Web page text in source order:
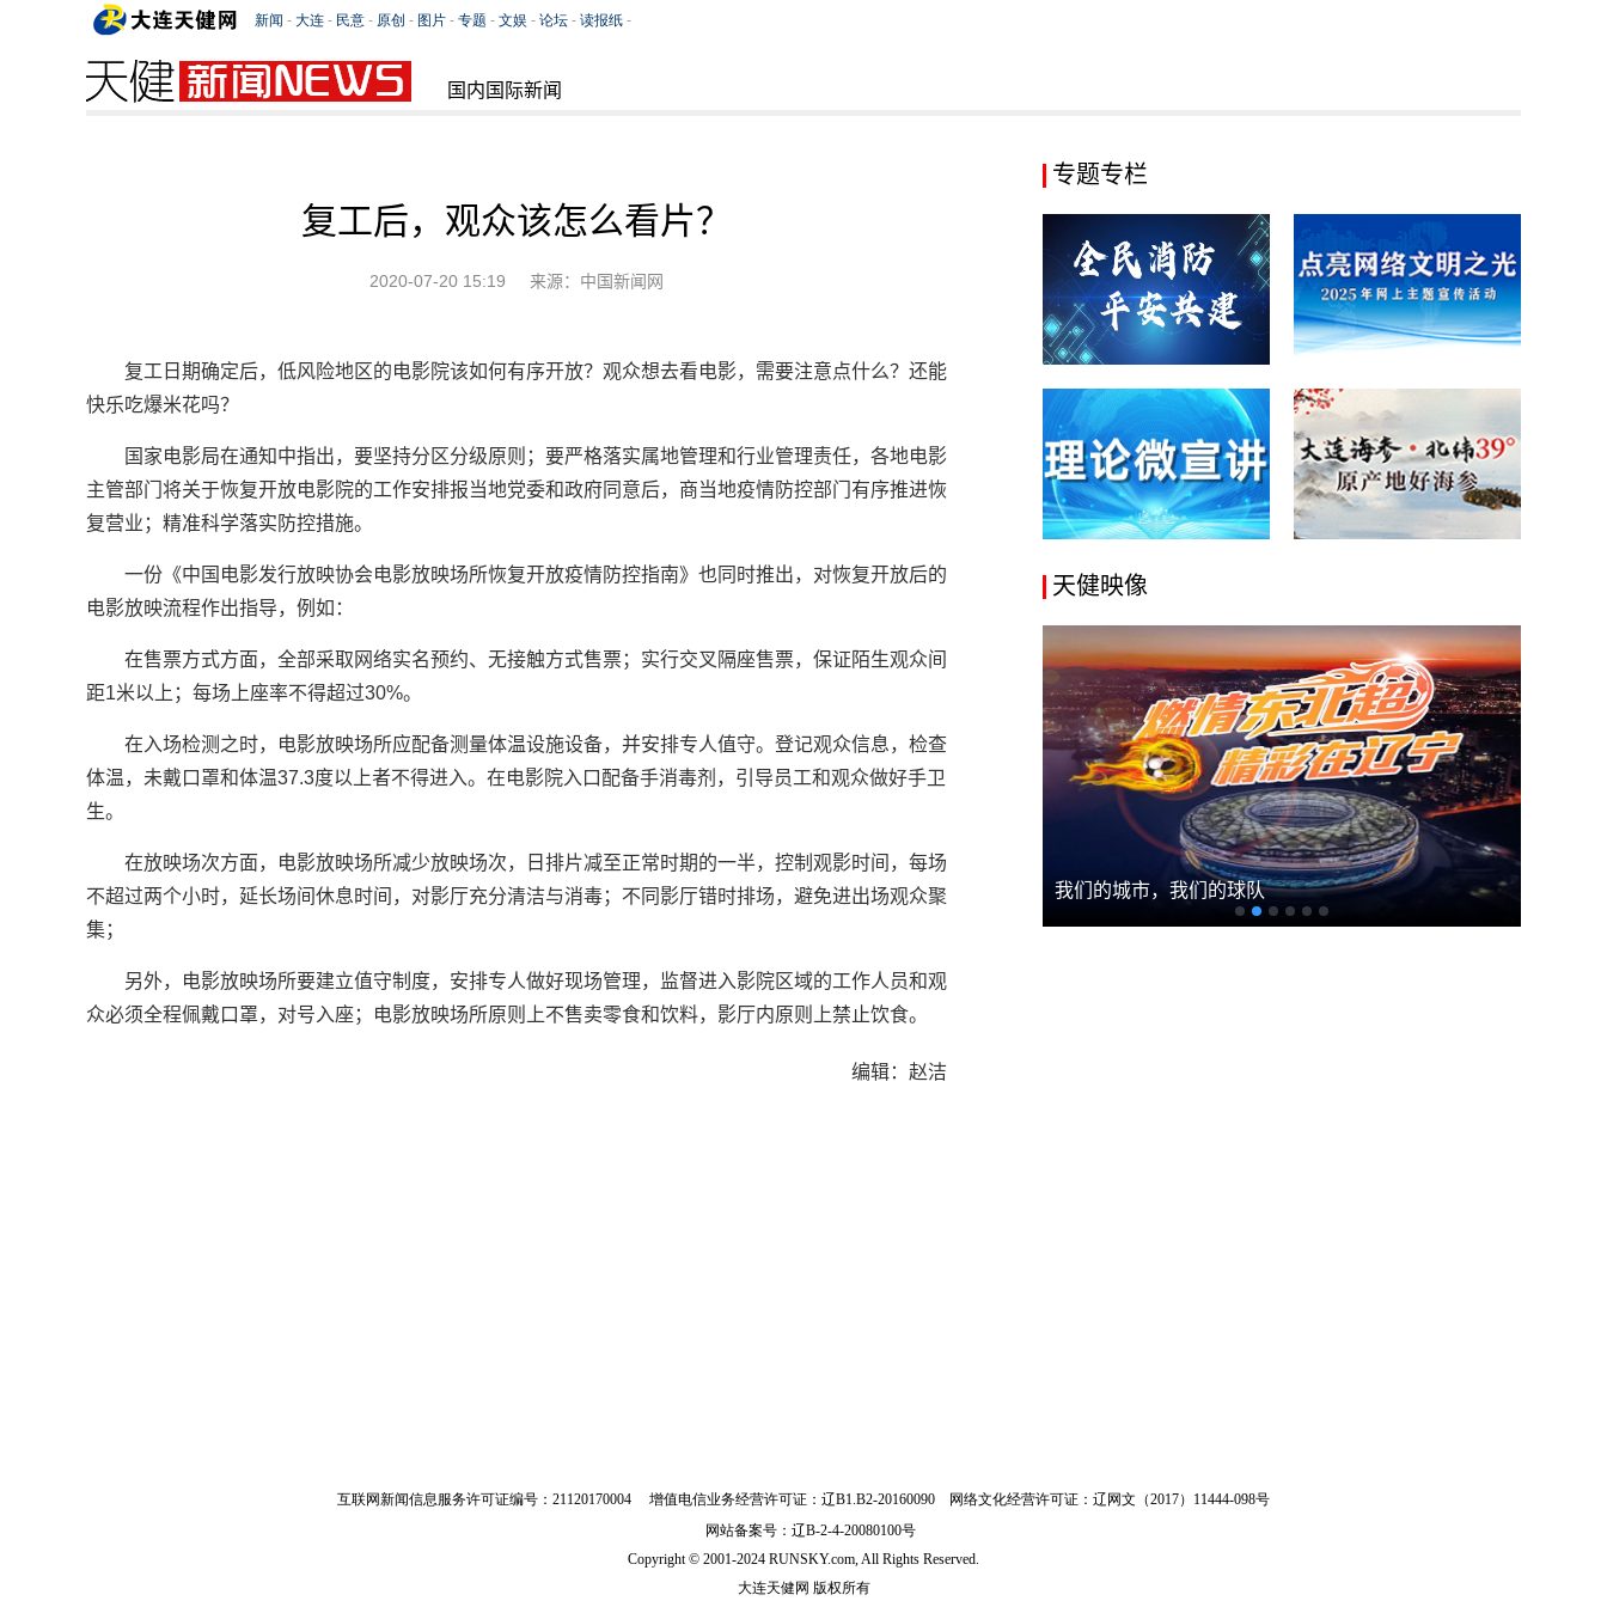
国内国际新闻
复工后，观众该怎么看片？
2020-07-20 15:19 来源：中国新闻网
复工日期确定后，低风险地区的电影院该如何有序开放？观众想去看电影，需要注意点什么？还能
快乐吃爆米花吗？
国家电影局在通知中指出，要坚持分区分级原则；要严格落实属地管理和行业管理责任，各地电影
主管部门将关于恢复开放电影院的工作安排报当地党委和政府同意后，商当地疫情防控部门有序推进恢
复营业；精准科学落实防控措施。
一份《中国电影发行放映协会电影放映场所恢复开放疫情防控指南》也同时推出，对恢复开放后的
电影放映流程作出指导，例如：
在售票方式方面，全部采取网络实名预约、无接触方式售票；实行交叉隔座售票，保证陌生观众间
距1米以上；每场上座率不得超过30%。
在入场检测之时，电影放映场所应配备测量体温设施设备，并安排专人值守。登记观众信息，检查
体温，未戴口罩和体温37.3度以上者不得进入。在电影院入口配备手消毒剂，引导员工和观众做好手卫
生。
在放映场次方面，电影放映场所减少放映场次，日排片减至正常时期的一半，控制观影时间，每场
不超过两个小时，延长场间休息时间，对影厅充分清洁与消毒；不同影厅错时排场，避免进出场观众聚
集；
另外，电影放映场所要建立值守制度，安排专人做好现场管理，监督进入影院区域的工作人员和观
众必须全程佩戴口罩，对号入座；电影放映场所原则上不售卖零食和饮料，影厅内原则上禁止饮食。
编辑：赵洁